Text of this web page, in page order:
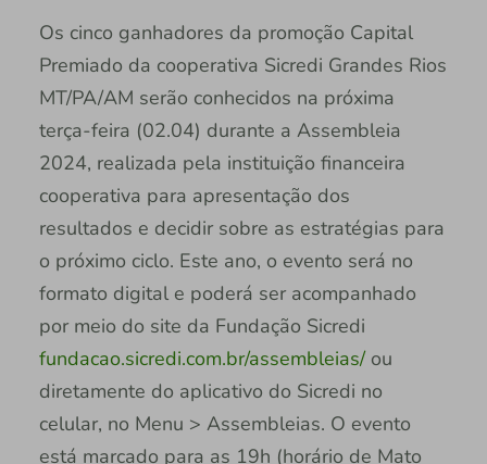
Os cinco ganhadores da promoção Capital
Premiado da cooperativa Sicredi Grandes Rios
MT/PA/AM serão conhecidos na próxima
terça-feira (02.04) durante a Assembleia
2024, realizada pela instituição financeira
cooperativa para apresentação dos
resultados e decidir sobre as estratégias para
o próximo ciclo. Este ano, o evento será no
formato digital e poderá ser acompanhado
por meio do site da Fundação Sicredi
fundacao.sicredi.com.br/assembleias/ou
diretamente do aplicativo do Sicredi no
celular, no Menu > Assembleias. O evento
está marcado para as 19h (horário de Mato